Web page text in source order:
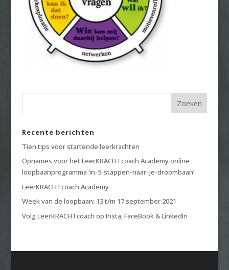
Recente berichten
Tien tips voor startende leerkrachten
Opnames voor het LeerKRACHTcoach Academy online
loopbaanprogramma ‘in-5-stappen-naar-je-droombaan’
LeerKRACHTcoach Academy
Week van de loopbaan: 13 t/m 17 september 2021
Volg LeerKRACHTcoach op Insta, FaceBook & LinkedIn